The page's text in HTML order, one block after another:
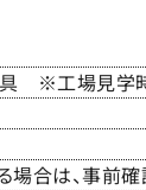
※工場見学
場合は、事前確